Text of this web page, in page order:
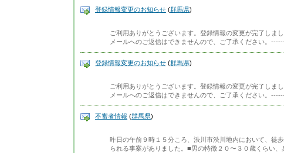
登録情報変更のお知らせ (群馬県)
ご利用ありがとうございます。登録情報の変更が完了しま
メールへのご返信はできませんので、ご了承ください。
登録情報変更のお知らせ (群馬県)
ご利用ありがとうございます。登録情報の変更が完了しま
メールへのご返信はできませんので、ご了承ください。
不審者情報 (群馬県)
昨日の午前９時１５分ころ、渋川市渋川地内において、徒
られる事案がありました。■男の特徴２０〜３０歳くらい